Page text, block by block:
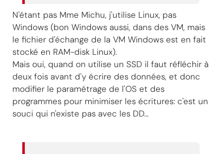
N'étant pas Mme Michu, j'utilise Linux, pas
Windows (bon Windows aussi, dans des VM, mais
le fichier d'échange de la VM Windows est en fait
stocké en RAM-disk Linux).
Mais oui, quand on utilise un SSD il faut réfléchir à
deux fois avant d'y écrire des données, et donc
modifier le paramétrage de l'OS et des
programmes pour minimiser les écritures: c'est un
souci qui n'existe pas avec les DD...